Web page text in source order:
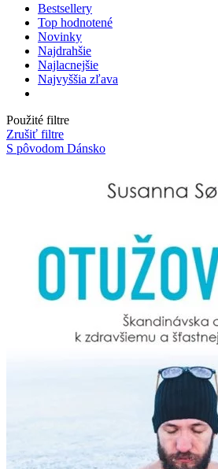
Bestsellery
Top hodnotené
Novinky
Najdrahšie
Najlacnejšie
Najvyššia zľava
Použité filtre
Zrušiť filtre
S pôvodom Dánsko